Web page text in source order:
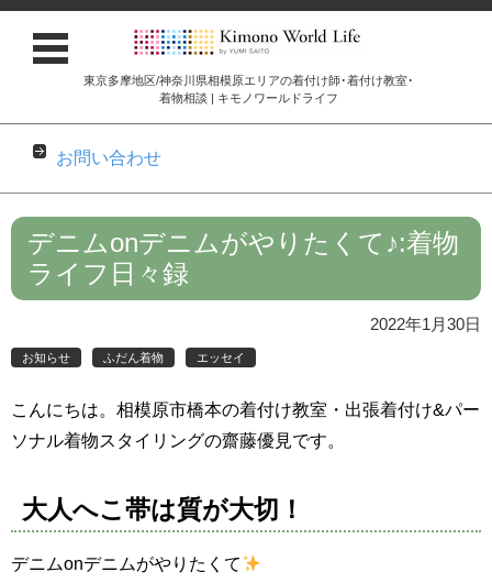
東京多摩地区/神奈川県相模原エリアの着付け師･着付け教室･
着物相談 | キモノワールドライフ
お問い合わせ
コンテンツに移動
デニムonデニムがやりたくて♪:着物
ライフ日々録
2022年1月30日
お知らせ ふだん着物 エッセイ
こんにちは。相模原市橋本の着付け教室・出張着付け&パー
ソナル着物スタイリングの齋藤優見です。
大人へこ帯は質が大切！
デニムonデニムがやりたくて